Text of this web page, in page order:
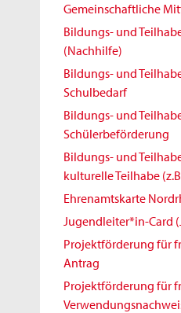
Gemeinschaftliche
Bildungs- und
(Nachhilfe)
Bildungs- und
Schulbedarf
Bildungs- und
Schülerbeförderung
Bildungs- und
kulturelle Teilhabe
Ehrenamtskarte
Jugendleiter*in-Card
Projektförderung für
Antrag
Projektförderung für